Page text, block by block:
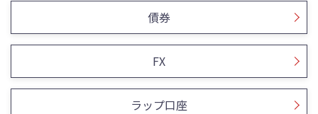
債券
FX
ラップ口座